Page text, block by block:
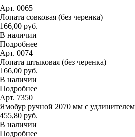
Арт. 0065
Лопата совковая (без черенка)
166,00 руб.
В наличии
Подробнее
Арт. 0074
Лопата штыковая (без черенка)
166,00 руб.
В наличии
Подробнее
Арт. 7350
Ямобур ручной 2070 мм с удлинителем
455,80 руб.
В наличии
Подробнее